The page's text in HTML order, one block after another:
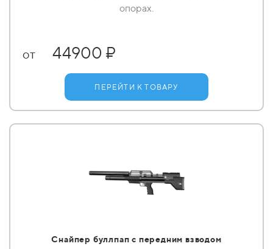
опорах.
от 44900 ₽
ПЕРЕЙТИ К ТОВАРУ
Снайпер буллпап с передним взводом